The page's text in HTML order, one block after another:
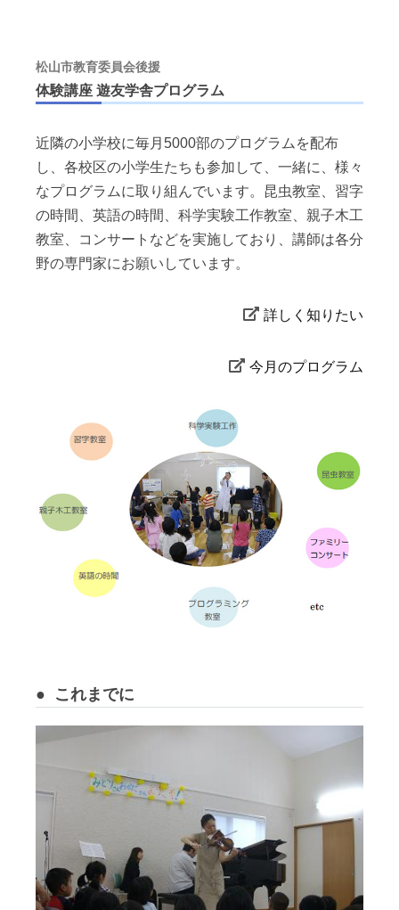
体験講座 遊友学舎プログラム
松山市教育委員会後援
近隣の小学校に毎月5000部のプログラムを配布
し、各校区の小学生たちも参加して、一緒に、様々
なプログラムに取り組んでいます。昆虫教室、習字
の時間、英語の時間、科学実験工作教室、親子木工
教室、コンサートなどを実施しており、講師は各分
野の専門家にお願いしています。
詳しく知りたい
今月のプログラム
これまでに